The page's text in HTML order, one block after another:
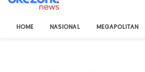
HOME NASIONAL MEGAPOLITAN